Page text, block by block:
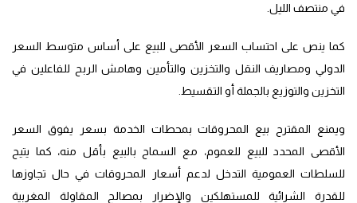
في منتصف الليل.
كما ينص على احتساب السعر الأقصى للبيع على أساس متوسط السعر
الدولي ومصاريف النقل والتخزين والتأمين وهامش الربح للفاعلين في
التخزين والتوزيع بالجملة أو التقسيط.
ويمنع المقترح بيع المحروقات بمحطات الخدمة بسعر يفوق السعر
الأقصى المحدد للبيع للعموم، مع السماح بالبيع بأقل منه، كما يتيح
للسلطات العمومية التدخل لدعم أسعار المحروقات في حال تجاوزها
للقدرة الشرائية للمستهلكين والإضرار بمصالح المقاولة المغربية